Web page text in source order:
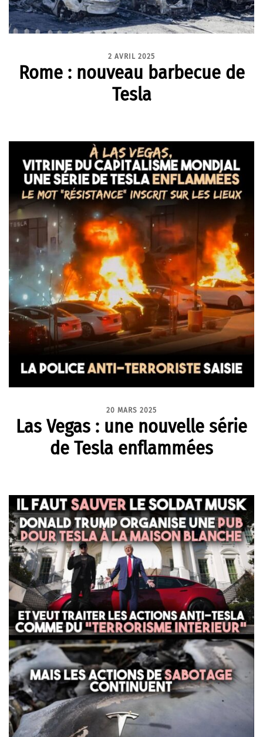
2 AVRIL 2025
Rome : nouveau barbecue de
Tesla
20 MARS 2025
Las Vegas : une nouvelle série
de Tesla enflammées